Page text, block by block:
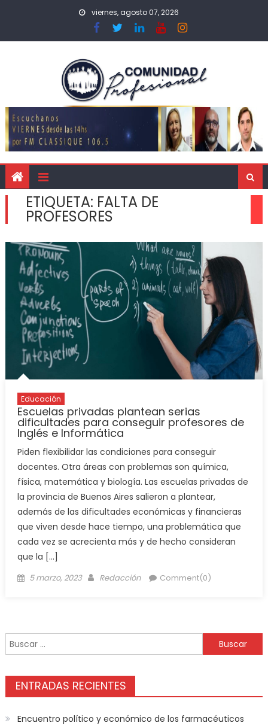
viernes, agosto 07, 2026
ETIQUETA: FALTA DE
PROFESORES
Educación
Escuelas privadas plantean serias
dificultades para conseguir profesores de
Inglés e Informática
Piden flexibilidar las condiciones para conseguir
docentes. Otra áreas con problemas son química,
física, matemática y biología. Las escuelas privadas de
la provincia de Buenos Aires salieron a plantear,
además de las dificultades económicas y financieras
que viven desde hace tiempo, una problemática que
cada vez se acrecienta más y de hecho consideran
que la […]
5 marzo, 2023 Redacción Comment(0)
ENTRADAS RECIENTES
Encuentro político y económico de los farmacéuticos